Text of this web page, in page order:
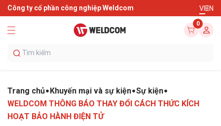
Công ty cổ phần công nghiệp Weldcom VIEN
0
Trang chủ Khuyến mại và sự kiện Sự kiện
WELDCOM THÔNG BÁO THAY ĐỔI CÁCH THỨC KÍCH
HOẠT BẢO HÀNH ĐIỆN TỬ